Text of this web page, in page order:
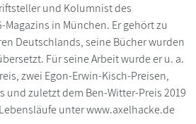
und Kolumnist des
Magazins in München. Er gehört zu
Deutschlands, seine Bücher wurden
Für seine Arbeit wurde er u. a.
zwei Egon-Erwin-Kisch-Preisen,
und zuletzt dem Ben-Witter-Preis 2019
unter www.axelhacke.de